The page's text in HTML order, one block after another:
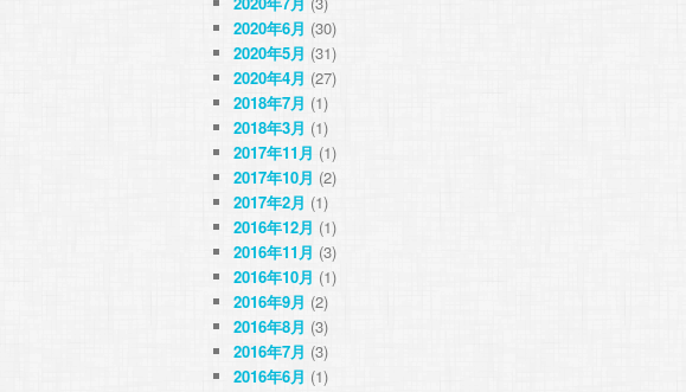
2020年6月 (30)
2020年5月 (31)
2020年4月 (27)
2018年7月 (1)
2018年3月 (1)
2017年11月 (1)
2017年10月 (2)
2017年2月 (1)
2016年12月 (1)
2016年11月 (3)
2016年10月 (1)
2016年9月 (2)
2016年8月 (3)
2016年7月 (3)
2016年6月 (1)